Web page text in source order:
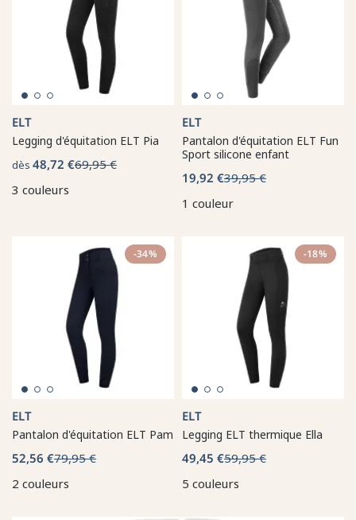
ELT
Legging d'équitation ELT Pia
dès 48,72 €69,95 €
3 couleurs
ELT
Pantalon d'équitation ELT Fun
Sport silicone enfant
19,92 €39,95 €
1 couleur
-34%
ELT
Pantalon d'équitation ELT Pam
52,56 €79,95 €
2 couleurs
-18%
ELT
Legging ELT thermique Ella
49,45 €59,95 €
5 couleurs